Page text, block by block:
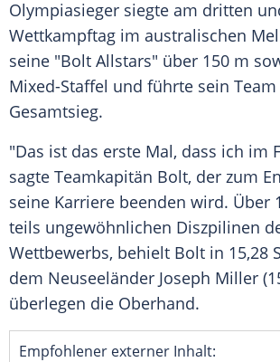
Olympiasieger siegte am dritten
Wettkampftag im australischen
seine "Bolt Allstars" über 150 m
Mixed-Staffel und führte sein
Gesamtsieg.
"Das ist das erste Mal, dass ich im
sagte Teamkapitän Bolt, der zum
seine Karriere beenden wird. Über
teils ungewöhnlichen Diszpilinen
Wettbewerbs, behielt Bolt in 15,28
dem Neuseeländer Joseph Miller
überlegen die Oberhand.
Empfohlener externer Inhalt: